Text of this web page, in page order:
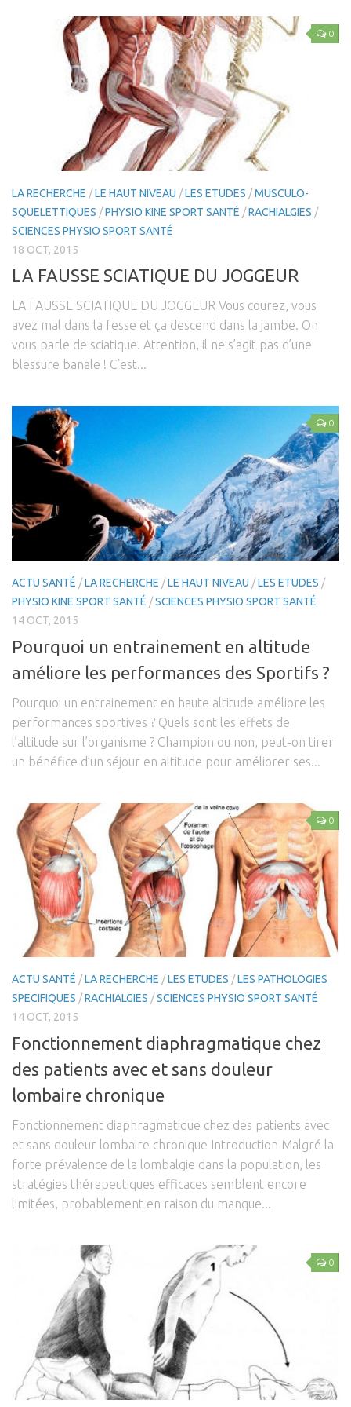
Fractures-Entorses
Luxations
Les Pathologies Spécifiques
Le Haut Niveau
Handi Sport & Handicap
Actu Santé
Sophrologie
Bien-être & Relaxation
Programmes Nutrition
Les Diètes Spécifiques
La Monodiète
Régime Sans Gluten
Mincir au Féminin / au Masculin
Les Programmes Fit
Gestion du Poids de Forme
Renforcement Musculaire & Gain de Masse
Coaching
Coaching Entreprise & Entreprenariat
Coaching Ergonomique
Coaching Mental
Coaching Sportif
Coaching Santé
Se connecter
0
LA RECHERCHE /LE HAUT NIVEAU /LES ETUDES /MUSCULO-
SQUELETTIQUES /PHYSIO KINE SPORT SANTÉ /RACHIALGIES /
SCIENCES PHYSIO SPORT SANTÉ
18 OCT, 2015
LA FAUSSE SCIATIQUE DU JOGGEUR
LA FAUSSE SCIATIQUE DU JOGGEUR Vous courez, vous
avez mal dans la fesse et ça descend dans la jambe. On
vous parle de sciatique. Attention, il ne s’agit pas d’une
blessure banale ! C’est...
0
ACTU SANTÉ /LA RECHERCHE /LE HAUT NIVEAU /LES ETUDES /
PHYSIO KINE SPORT SANTÉ /SCIENCES PHYSIO SPORT SANTÉ
14 OCT, 2015
Pourquoi un entrainement en altitude
améliore les performances des Sportifs ?
Pourquoi un entrainement en haute altitude améliore les
performances sportives ? Quels sont les effets de
l’altitude sur l’organisme ? Champion ou non, peut-on tirer
un bénéfice d’un séjour en altitude pour améliorer ses...
0
ACTU SANTÉ /LA RECHERCHE /LES ETUDES /LES PATHOLOGIES
SPECIFIQUES /RACHIALGIES /SCIENCES PHYSIO SPORT SANTÉ
14 OCT, 2015
Fonctionnement diaphragmatique chez
des patients avec et sans douleur
lombaire chronique
Fonctionnement diaphragmatique chez des patients avec
et sans douleur lombaire chronique Introduction Malgré la
forte prévalence de la lombalgie dans la population, les
stratégies thérapeutiques efficaces semblent encore
limitées, probablement en raison du manque...
0